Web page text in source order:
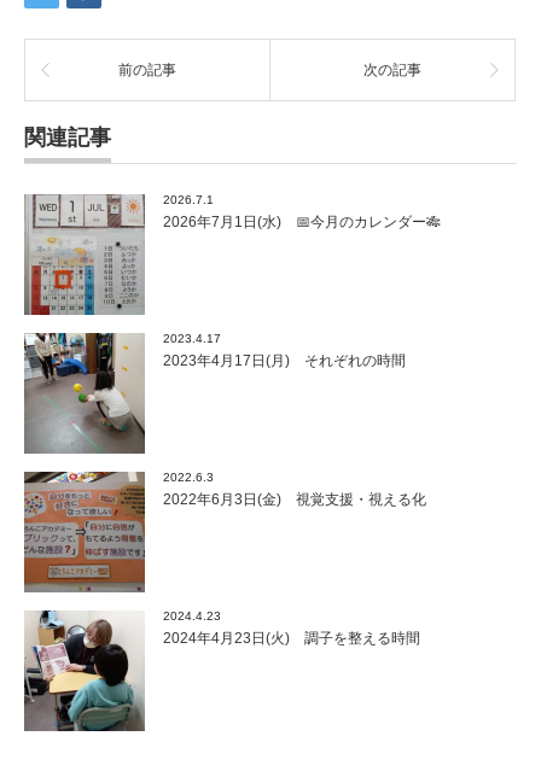
前の記事 次の記事
関連記事
2026.7.1
2026年7月1日(水) 📅今月のカレンダー🎋
2023.4.17
2023年4月17日(月) それぞれの時間
2022.6.3
2022年6月3日(金) 視覚支援・視える化
2024.4.23
2024年4月23日(火) 調子を整える時間